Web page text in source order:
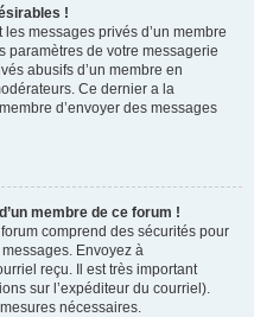
!
messages privés d’un membre
paramètres de votre messagerie
abusifs d’un membre en
Ce dernier a la
d’envoyer des messages
membre de ce forum !
comprend des sécurités pour
Envoyez à
reçu. Il est très important
sur l’expéditeur du courriel).
nécessaires.